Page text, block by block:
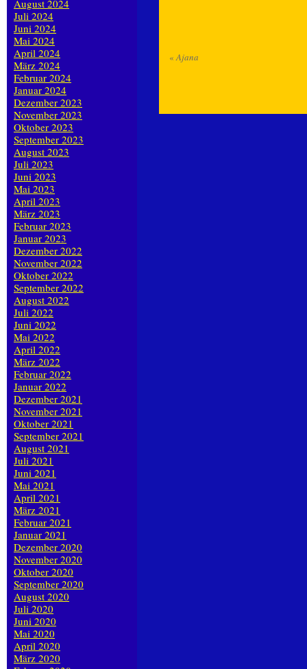
«Ajana
August 2024
Juli 2024
Juni 2024
Mai 2024
April 2024
März 2024
Februar 2024
Januar 2024
Dezember 2023
November 2023
Oktober 2023
September 2023
August 2023
Juli 2023
Juni 2023
Mai 2023
April 2023
März 2023
Februar 2023
Januar 2023
Dezember 2022
November 2022
Oktober 2022
September 2022
August 2022
Juli 2022
Juni 2022
Mai 2022
April 2022
März 2022
Februar 2022
Januar 2022
Dezember 2021
November 2021
Oktober 2021
September 2021
August 2021
Juli 2021
Juni 2021
Mai 2021
April 2021
März 2021
Februar 2021
Januar 2021
Dezember 2020
November 2020
Oktober 2020
September 2020
August 2020
Juli 2020
Juni 2020
Mai 2020
April 2020
März 2020